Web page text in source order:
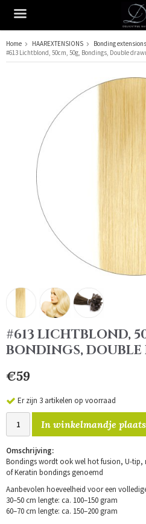
Het product is in je
Home HAAREXTENSIONS Bonding extensions
#613 Lichtblond, 50cm, 50g, Bondings, Double
#613 LICHTBLOND,
BONDINGS, DOUBLE
€59
Er zijn 3 artikelen op voorraad
In winkelmandje
Omschrijving:
Bondings wordt ook wel hot fusion, U-tip,
of Keratin bondings genoemd
Aanbevolen hoeveelheid voor een
30–50 cm lengte: ca. 100–150 gram
60–70 cm lengte: ca. 150–200 gram